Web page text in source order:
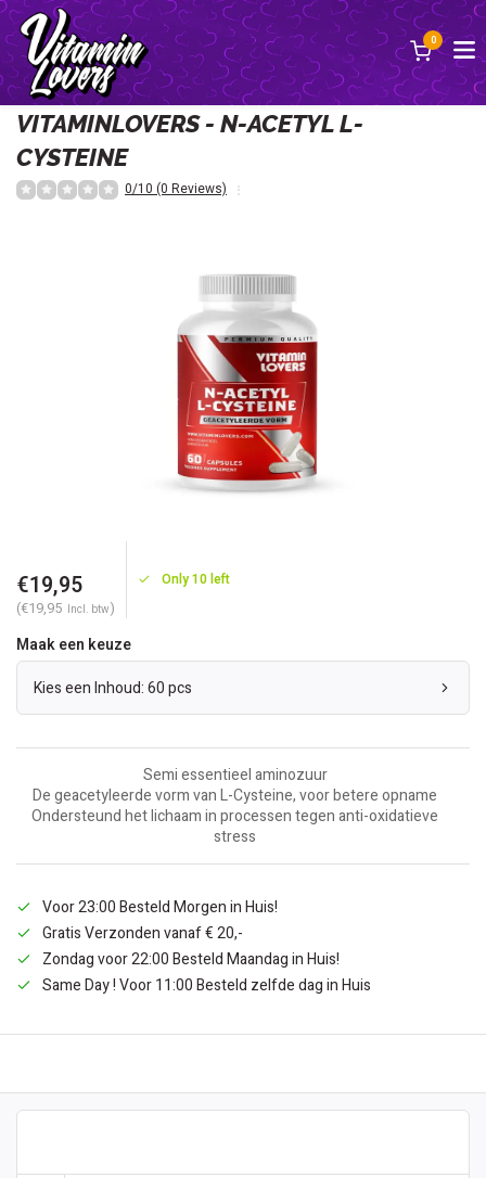
0
Terug
VITAMINLOVERS - N-ACETYL L-
CYSTEINE
0/10 (0 Reviews)
€19,95
(€19,95 Incl. btw)
Only 10 left
Maak een keuze
Kies een Inhoud: 60 pcs
Semi essentieel aminozuur
De geacetyleerde vorm van L-Cysteine, voor betere opname
Ondersteund het lichaam in processen tegen anti-oxidatieve
stress
Voor 23:00 Besteld Morgen in Huis!
Gratis Verzonden vanaf € 20,-
Zondag voor 22:00 Besteld Maandag in Huis!
Same Day ! Voor 11:00 Besteld zelfde dag in Huis